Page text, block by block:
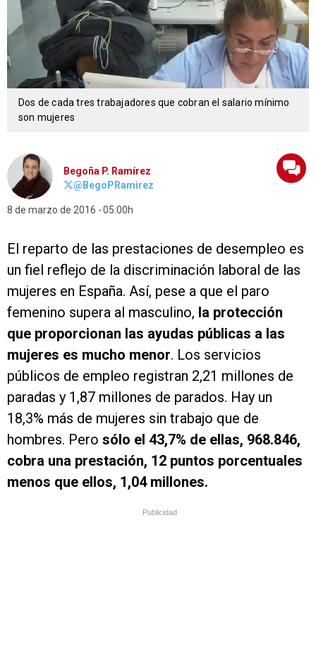
Dos de cada tres trabajadores que cobran el salario mínimo
son mujeres
Begoña P. Ramírez
@BegoPRamirez
8 de marzo de 2016 05:00h
El reparto de las prestaciones de desempleo es
un fiel reflejo de la discriminación laboral de las
mujeres en España. Así, pese a que el paro
femenino supera al masculino, la protección
que proporcionan las ayudas públicas a las
mujeres es mucho menor. Los servicios
públicos de empleo registran 2,21 millones de
paradas y 1,87 millones de parados. Hay un
18,3% más de mujeres sin trabajo que de
hombres. Pero sólo el 43,7% de ellas, 968.846,
cobra una prestación, 12 puntos porcentuales
menos que ellos, 1,04 millones.
Publicidad